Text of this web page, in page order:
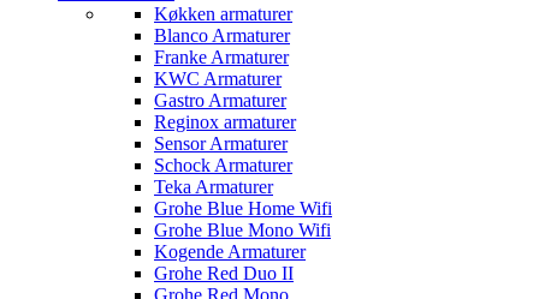
Køkken armaturer
Blanco Armaturer
Franke Armaturer
KWC Armaturer
Gastro Armaturer
Reginox armaturer
Sensor Armaturer
Schock Armaturer
Teka Armaturer
Grohe Blue Home Wifi
Grohe Blue Mono Wifi
Kogende Armaturer
Grohe Red Duo II
Grohe Red Mono